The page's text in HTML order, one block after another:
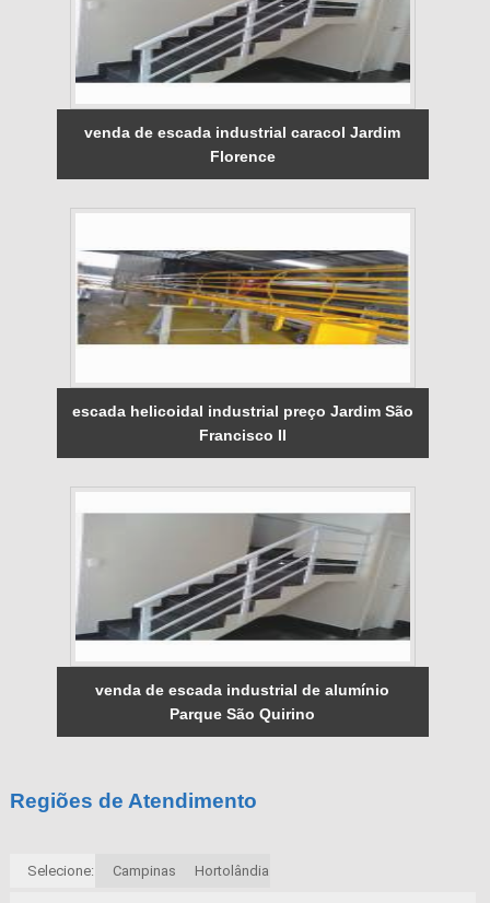
venda de escada industrial caracol Jardim
Florence
escada helicoidal industrial preço Jardim São
Francisco II
venda de escada industrial de alumínio
Parque São Quirino
Regiões de Atendimento
Selecione: Campinas Hortolândia